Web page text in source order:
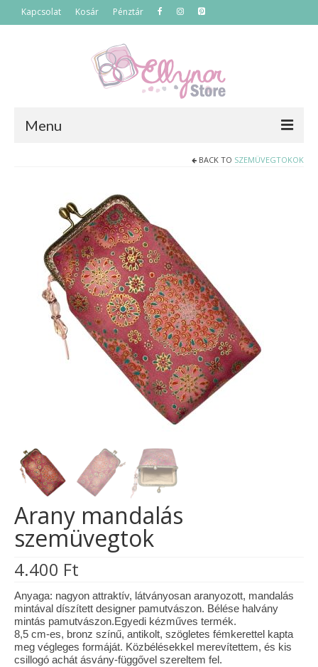
Kapcsolat Kosár Pénztár
Menu
Szettek
Akciós termékek
Táskák
Neszeszerek
Tárcák
Szemüvegtokok
Zsebkendő tartók
Tolltartók
Mobiltelefon tartók
Tote bag
Piactér
Kosár
Galéria
Hasznos információk
Vásárok, ahol velem is találkozhattál…
BACK TO SZEMÜVEGTOKOK
Arany mandalás
szemüvegtok
4.400 Ft
Anyaga: nagyon attraktív, látványosan aranyozott, mandalás
mintával díszített designer pamutvászon. Bélése halvány
mintás pamutvászon.Egyedi kézműves termék.
8,5 cm-es, bronz színű, antikolt, szögletes fémkerettel kapta
meg végleges formáját. Közbélésekkel merevítettem, és kis
csillogó achát ásvány-függővel szereltem fel.